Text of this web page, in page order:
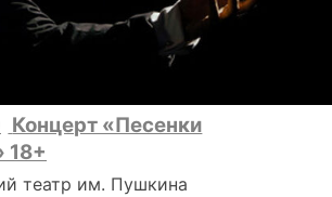
Концерт «Песенки
18+
театр им. Пушкина